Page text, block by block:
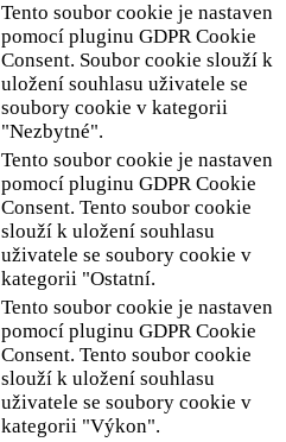
Tento soubor cookie je nastaven
pomocí pluginu GDPR Cookie
Consent. Soubor cookie slouží k
uložení souhlasu uživatele se
soubory cookie v kategorii
"Nezbytné".
Tento soubor cookie je nastaven
pomocí pluginu GDPR Cookie
Consent. Tento soubor cookie
slouží k uložení souhlasu
uživatele se soubory cookie v
kategorii "Ostatní.
Tento soubor cookie je nastaven
pomocí pluginu GDPR Cookie
Consent. Tento soubor cookie
slouží k uložení souhlasu
uživatele se soubory cookie v
kategorii "Výkon".